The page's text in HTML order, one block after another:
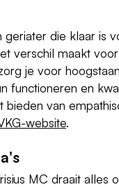
die klaar is
verschil maakt
je voor
functioneren en
bieden van
website.
MC draait